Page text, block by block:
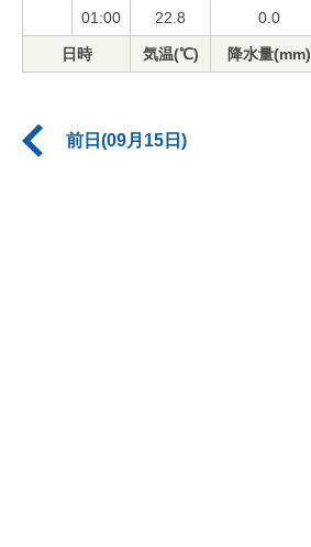
01:00 22.8 0.0
日時 気温(℃) 降水量(mm)
前日(09月15日)